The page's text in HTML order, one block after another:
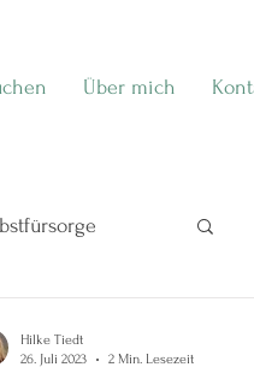
Über mich
Hilke Tiedt
26. Juli 2023
2 Min. Lesezeit